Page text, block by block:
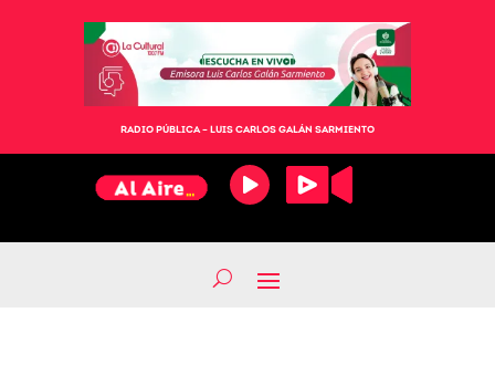
RADIO PÚBLICA – LUIS CARLOS GALÁN SARMIENTO